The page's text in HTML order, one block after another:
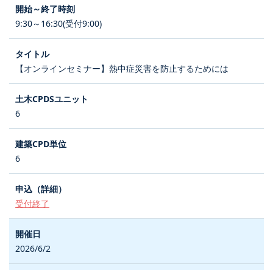
9:30～16:30(受付9:00)
【オンラインセミナー】熱中症災害を防止するためには
6
6
受付終了
2026/6/2